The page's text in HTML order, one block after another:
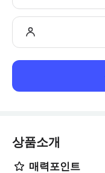
상품소개
매력포인트